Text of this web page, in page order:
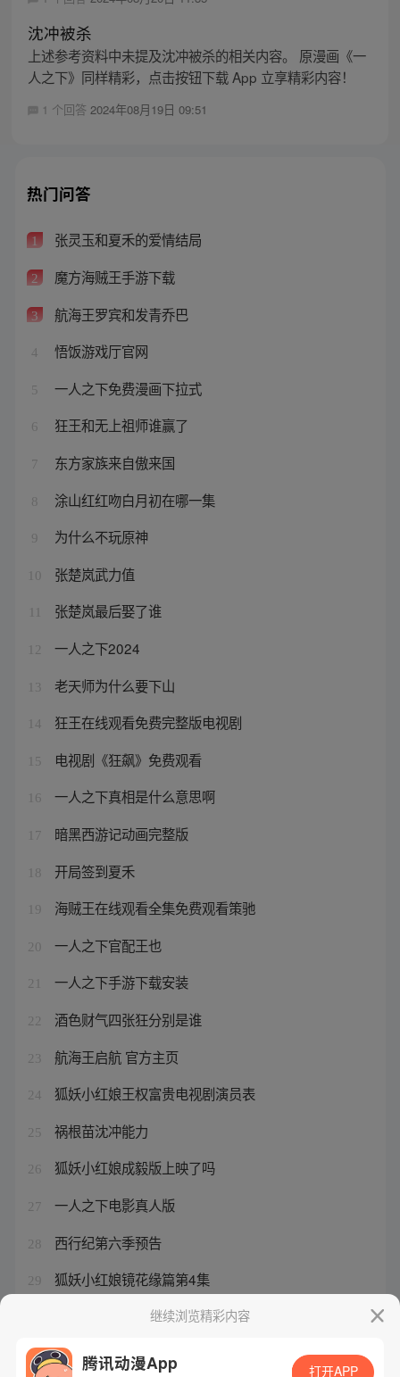
沈冲被杀
上述参考资料中未提及沈冲被杀的相关内容。 原漫画《一
人之下》同样精彩，点击按钮下载 App 立享精彩内容！
1 个回答 2024年08月19日 09:51
热门问答
1 张灵玉和夏禾的爱情结局
2 魔方海贼王手游下载
3 航海王罗宾和发青乔巴
4 悟饭游戏厅官网
5 一人之下免费漫画下拉式
6 狂王和无上祖师谁赢了
7 东方家族来自傲来国
8 涂山红红吻白月初在哪一集
9 为什么不玩原神
10 张楚岚武力值
张楚岚最后娶了谁
12 一人之下2024
13 老天师为什么要下山
14 狂王在线观看免费完整版电视剧
15 电视剧《狂飙》免费观看
16 一人之下真相是什么意思啊
17 暗黑西游记动画完整版
18 开局签到夏禾
19 海贼王在线观看全集免费观看策驰
20 一人之下官配王也
21 一人之下手游下载安装
22 酒色财气四张狂分别是谁
23 航海王启航 官方主页
24 狐妖小红娘王权富贵电视剧演员表
25 祸根苗沈冲能力
26 狐妖小红娘成毅版上映了吗
27 一人之下电影真人版
28 西行纪第六季预告
29 狐妖小红娘镜花缘篇第4集
继续浏览精彩内容
腾讯动漫App 打开APP